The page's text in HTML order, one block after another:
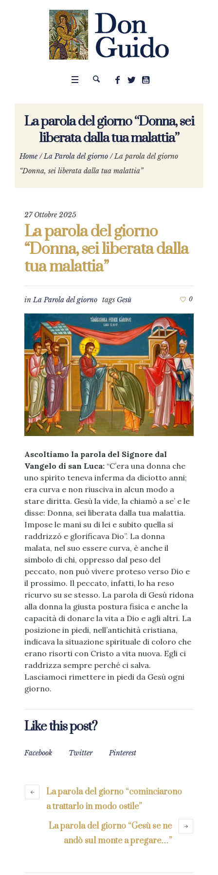
La parola del giorno “Donna, sei
liberata dalla tua malattia”
Home /La Parola del giorno /La parola del giorno
“Donna, sei liberata dalla tua malattia”
27 Ottobre 2025
La parola del giorno
“Donna, sei liberata dalla
tua malattia”
inLa Parola del giorno tags Gesù 0
Ascoltiamo la parola del Signore dal
Vangelo di san Luca: “C’era una donna che
uno spirito teneva inferma da diciotto anni;
era curva e non riusciva in alcun modo a
stare diritta. Gesù la vide, la chiamò a se’ e le
disse: Donna, sei liberata dalla tua malattia.
Impose le mani su di lei e subito quella si
raddrizzò e glorificava Dio”. La donna
malata, nel suo essere curva, è anche il
simbolo di chi, oppresso dal peso del
peccato, non può vivere proteso verso Dio e
il prossimo. Il peccato, infatti, lo ha reso
ricurvo su se stesso. La parola di Gesù ridona
alla donna la giusta postura fisica e anche la
capacità di donare la vita a Dio e agli altri. La
posizione in piedi, nell’antichità cristiana,
indicava la situazione spirituale di coloro che
erano risorti con Cristo a vita nuova. Egli ci
raddrizza sempre perché ci salva.
Lasciamoci rimettere in piedi da Gesù ogni
giorno.
Like this post?
Facebook Twitter Pinterest
La parola del giorno “cominciarono
a trattarlo in modo ostile”
La parola del giorno “Gesù se ne
andò sul monte a pregare…”